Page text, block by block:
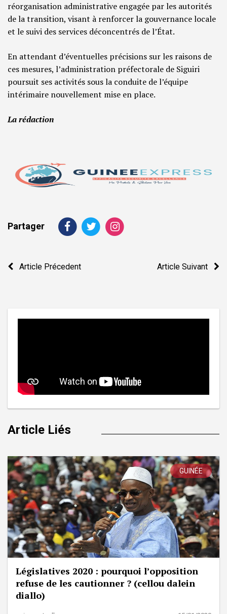
réorganisation administrative engagée par les autorités
de la transition, visant à renforcer la gouvernance locale
et le suivi des services déconcentrés de l’État.
En attendant d’éventuelles précisions sur les raisons de
ces mesures, l’administration préfectorale de Siguiri
poursuit ses activités sous la conduite de l’équipe
intérimaire nouvellement mise en place.
La rédaction
Partager
Navigation
Article Précedent Article Suivant
Article Liés
GUINÉE
Législatives 2020 : pourquoi l’opposition
refuse de les cautionner ? (cellou dalein
diallo)